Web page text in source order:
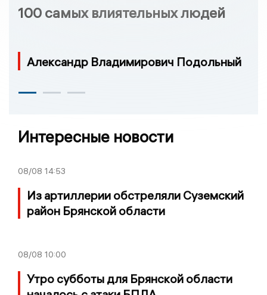
100 самых влиятельных людей
Александр Владимирович Подольный
Интересные новости
08/08 14:53
Из артиллерии обстреляли Суземский
район Брянской области
08/08 10:00
Утро субботы для Брянской области